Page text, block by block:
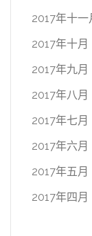
2017年十一
2017年十月
2017年九月
2017年八月
2017年七月
2017年六月
2017年五月
2017年四月